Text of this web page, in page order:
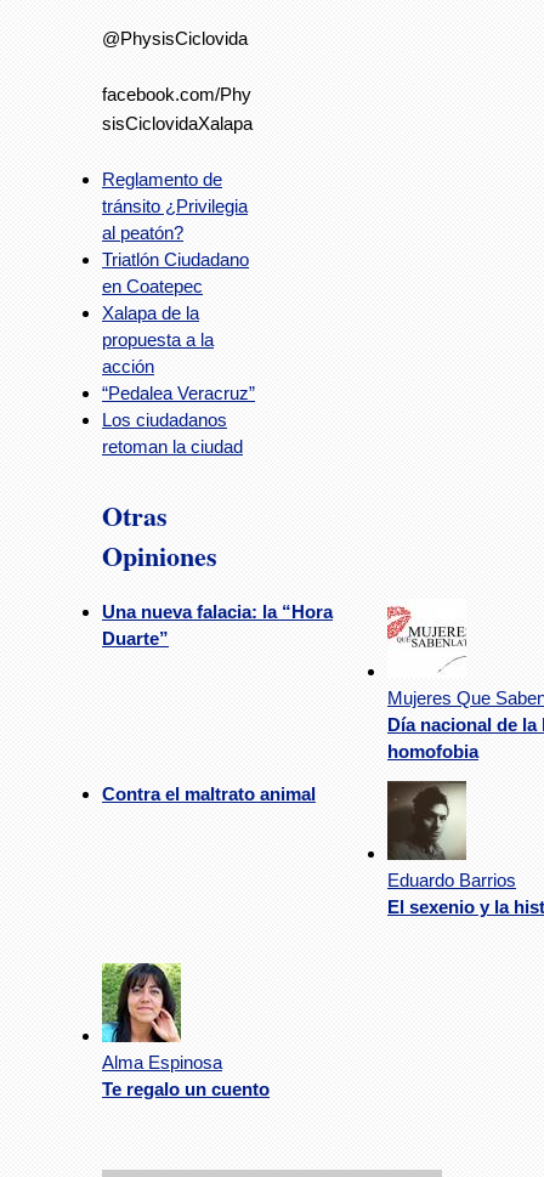
@PhysisCiclovida
facebook.com/Phy
sisCiclovidaXalapa
Reglamento de
tránsito ¿Privilegia
al peatón?
Triatlón Ciudadano
en Coatepec
Xalapa de la
propuesta a la
acción
“Pedalea Veracruz”
Los ciudadanos
retoman la ciudad
Otras
Opiniones
Una nueva falacia: la “Hora
Duarte”
Mujeres Que
Día nacional de
homofobia
Contra el maltrato animal
Eduardo Barrios
El sexenio y la
Alma Espinosa
Te regalo un cuento